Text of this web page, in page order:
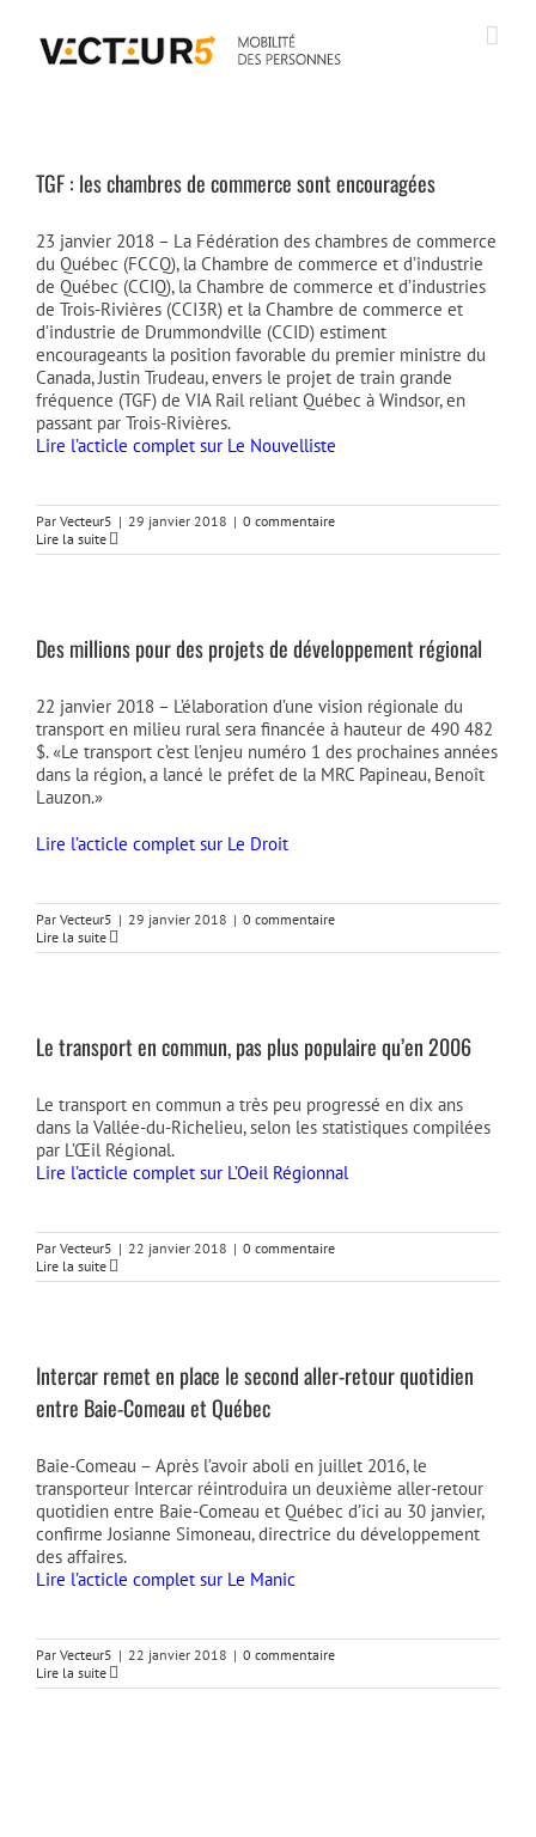
contenu
TGF : les chambres de commerce sont encouragées
23 janvier 2018 – La Fédération des chambres de commerce
du Québec (FCCQ), la Chambre de commerce et d’industrie
de Québec (CCIQ), la Chambre de commerce et d’industries
de Trois-Rivières (CCI3R) et la Chambre de commerce et
d’industrie de Drummondville (CCID) estiment
encourageants la position favorable du premier ministre du
Canada, Justin Trudeau, envers le projet de train grande
fréquence (TGF) de VIA Rail reliant Québec à Windsor, en
passant par Trois-Rivières.
Lire l’acticle complet sur Le Nouvelliste
Par Vecteur5 | 29 janvier 2018 | 0 commentaire
Lire la suite
Des millions pour des projets de développement régional
22 janvier 2018 – L’élaboration d’une vision régionale du
transport en milieu rural sera financée à hauteur de 490 482
$. «Le transport c’est l’enjeu numéro 1 des prochaines années
dans la région, a lancé le préfet de la MRC Papineau, Benoît
Lauzon.»
Lire l’acticle complet sur Le Droit
Par Vecteur5 | 29 janvier 2018 | 0 commentaire
Lire la suite
Le transport en commun, pas plus populaire qu’en 2006
Le transport en commun a très peu progressé en dix ans
dans la Vallée-du-Richelieu, selon les statistiques compilées
par L’Œil Régional.
Lire l’acticle complet sur L’Oeil Régionnal
Par Vecteur5 | 22 janvier 2018 | 0 commentaire
Lire la suite
Intercar remet en place le second aller-retour quotidien
entre Baie-Comeau et Québec
Baie-Comeau – Après l’avoir aboli en juillet 2016, le
transporteur Intercar réintroduira un deuxième aller-retour
quotidien entre Baie-Comeau et Québec d’ici au 30 janvier,
confirme Josianne Simoneau, directrice du développement
des affaires.
Lire l’acticle complet sur Le Manic
Par Vecteur5 | 22 janvier 2018 | 0 commentaire
Lire la suite